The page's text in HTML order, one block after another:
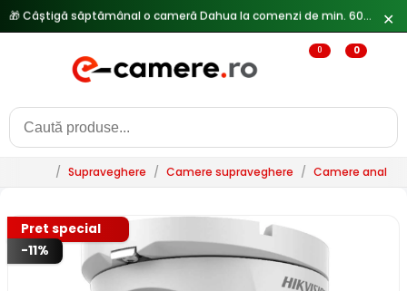
🔥Reduceri de pana la 25% doar in luna iulie → Vezi ofertele ✕
0 0
/ Supraveghere / Camere supraveghere / Camere
Pret special
-11%